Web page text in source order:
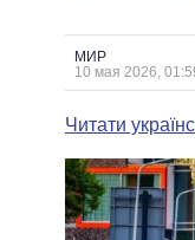
МЭРЫ
ВСЕ
МИР
10 мая 2026,
Читати